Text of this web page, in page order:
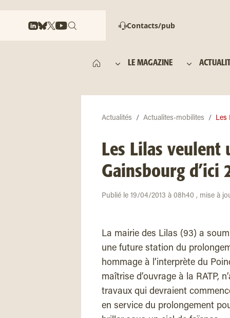
Contacts/pub
LE MAGAZINE
Actualités Actualites-mobilites Les
Les Lilas veulent
Gainsbourg d’ici
Publié le 19/04/2013 à 08h40 , mise à
La mairie des Lilas (93) a
une future station du
hommage à l’interprète du
maîtrise d’ouvrage à la RATP,
travaux qui devraient
en service du prolongement